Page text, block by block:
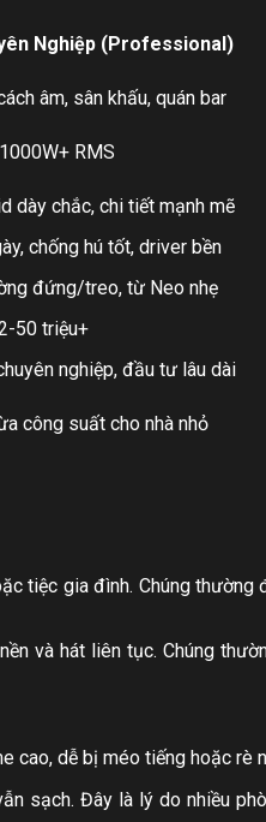
Nghiệp (Professional)
âm, sân khấu, quán bar
RMS
dày chắc, chi tiết mạnh mẽ
chống hú tốt, driver bền
đứng/treo, từ Neo nhẹ
50 triệu+
nghiệp, đầu tư lâu dài
công suất cho nhà nhỏ
tiệc gia đình. Chúng
và hát liên tục. Chúng
cao, dễ bị méo tiếng hoặc rè
sạch. Đây là lý do nhiều